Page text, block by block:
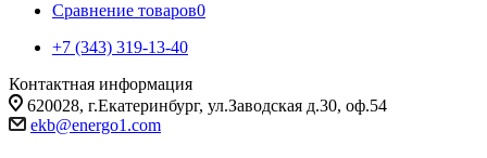
Сравнение товаров0
+7 (343) 319-13-40
Контактная информация
620028, г.Екатеринбург, ул.Заводская д.30, оф.54
ekb@energo1.com